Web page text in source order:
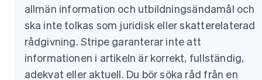
allmän information och utbildningsändamål och
ska inte tolkas som juridisk eller skatterelaterad
rådgivning. Stripe garanterar inte att
informationen i artikeln är korrekt, fullständig,
adekvat eller aktuell. Du bör söka råd från en
PortuguêsEnglish
Bulgarien
Cypern
English
Danmark